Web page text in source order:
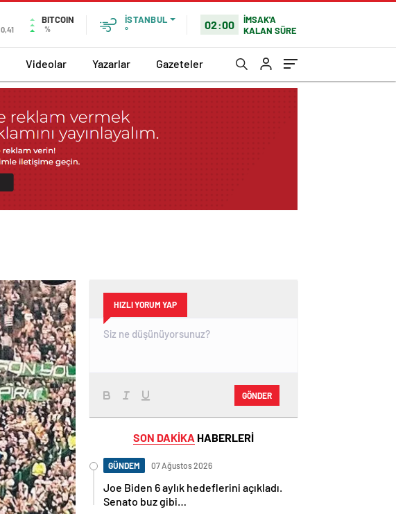
0,41
BITCOIN
%
İSTANBUL
°
02:00
İMSAK'A
KALAN SÜRE
Videolar Yazarlar Gazeteler
HIZLI YORUM YAP
GÖNDER
SON DAKİKA HABERLERİ
GÜNDEM 07 Ağustos 2026
Joe Biden 6 aylık hedeflerini açıkladı.
Senato buz gibi…